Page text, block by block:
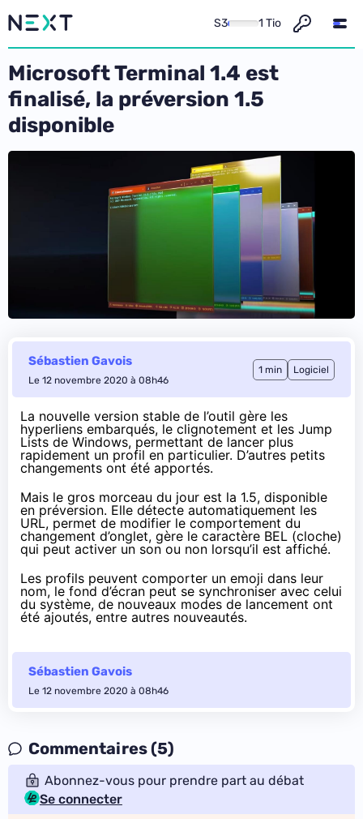
S3 1 Tio
Microsoft Terminal 1.4 est
finalisé, la préversion 1.5
disponible
Sébastien Gavois
Le 12 novembre 2020 à 08h46
1 min Logiciel
La nouvelle version stable de l’outil gère les
hyperliens embarqués, le clignotement et les Jump
Lists de Windows, permettant de lancer plus
rapidement un profil en particulier. D’autres petits
changements ont été apportés.
Mais le gros morceau du jour est la 1.5, disponible
en préversion. Elle détecte automatiquement les
URL, permet de modifier le comportement du
changement d’onglet, gère le caractère BEL (cloche)
qui peut activer un son ou non lorsqu’il est affiché.
Les profils peuvent comporter un emoji dans leur
nom, le fond d’écran peut se synchroniser avec celui
du système, de nouveaux modes de lancement ont
été ajoutés, entre autres nouveautés.
Sébastien Gavois
Le 12 novembre 2020 à 08h46
Commentaires (5)
Abonnez-vous pour prendre part au débat
Se connecter